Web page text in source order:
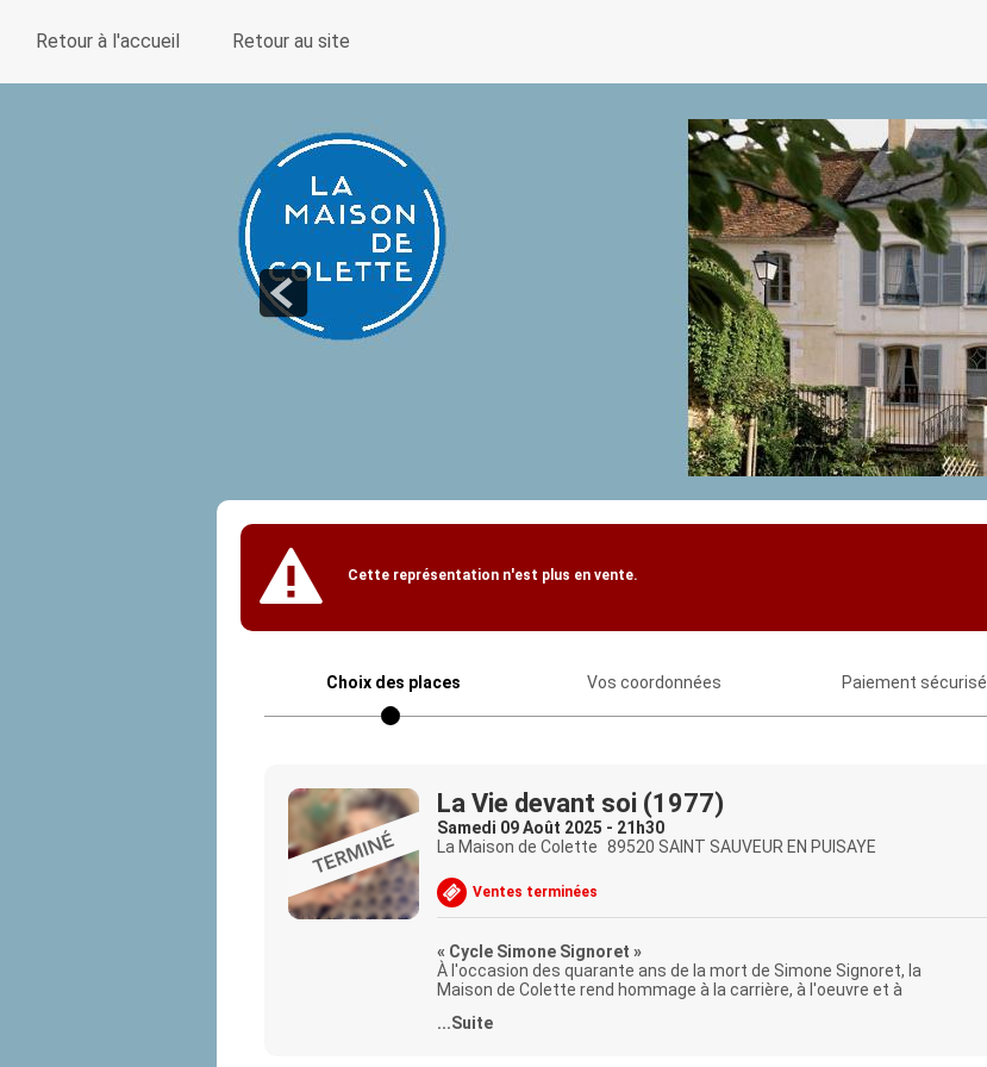
Retour à l'accueil Retour au site
Cette représentation n'est plus en vente.
Choix des places Vos coordonnées Paiement sécurisé
La Vie devant soi (1977)
Samedi 09 Août 2025 - 21h30
La Maison de Colette 89520 SAINT SAUVEUR EN PUISAYE
Ventes terminées
« Cycle Simone Signoret »
À l'occasion des quarante ans de la mort de Simone Signoret, la
Maison de Colette rend hommage à la carrière, à l'oeuvre et à
La Vie devant soi
...Suite